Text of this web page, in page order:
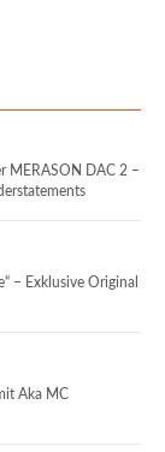
MERASON DAC 2 –
– Exklusive Original
Aka MC